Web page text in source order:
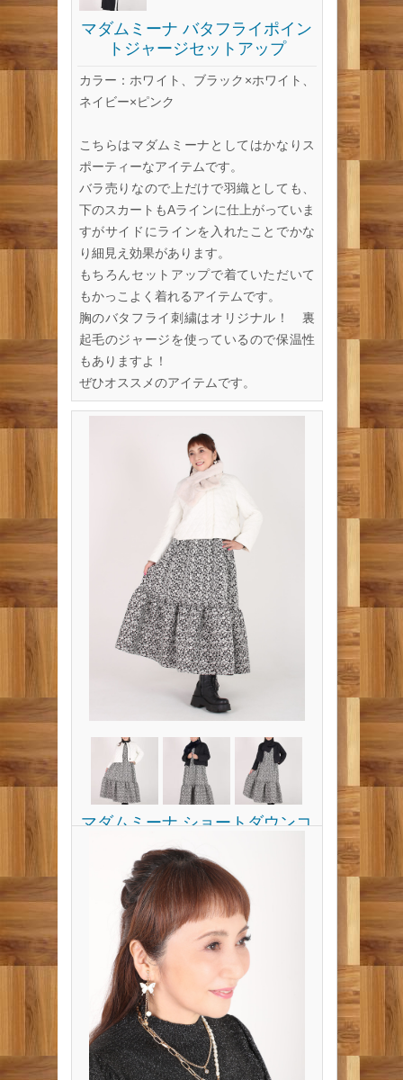
マダムミーナ バタフライポイン
トジャージセットアップ
カラー：ホワイト、ブラック×ホワイト、
ネイビー×ピンク
こちらはマダムミーナとしてはかなりス
ポーティーなアイテムです。
バラ売りなので上だけで羽織としても、
下のスカートもAラインに仕上がっていま
すがサイドにラインを入れたことでかな
り細見え効果があります。
もちろんセットアップで着ていただいて
もかっこよく着れるアイテムです。
胸のバタフライ刺繍はオリジナル！ 裏
起毛のジャージを使っているので保温性
もありますよ！
ぜひオススメのアイテムです。
マダムミーナ ショートダウンコ
ート マフラー付き
カラー：ホワイト、ブラック
このショートコートは長く使えるコート
に仕上げました。
冬から春まで着れて、どんなお洋服にも
バランスよく羽織れるし、、重たく見え
ないショートコートです。
またマフラーはリバーシブルになってい
て、片方はフェイクファーになっていま
す。